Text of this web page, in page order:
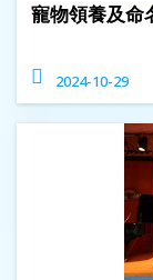
寵物領養及命
2024-10-29